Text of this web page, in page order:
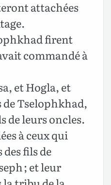
attachées
firent
commandé à
et Hogla, et
Tselophkhad,
de leurs oncles.
à ceux qui
fils de
; et leur